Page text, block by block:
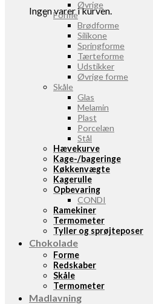
Ingen varer i kurven.
Øvrige
Forme
Brødforme
Silikone
Springforme
Tærteforme
Udstikker
Øvrige forme
Skåle
Glas
Melamin
Plast
Porcelæn
Stål
Hævekurve
Kage-/bageringe
Køkkenvægte
Kagerulle
Opbevaring
CONDI
Ramekiner
Termometer
Tyller og sprøjteposer
Chokolade
Forme
Redskaber
Skåle
Termometer
Madlavning